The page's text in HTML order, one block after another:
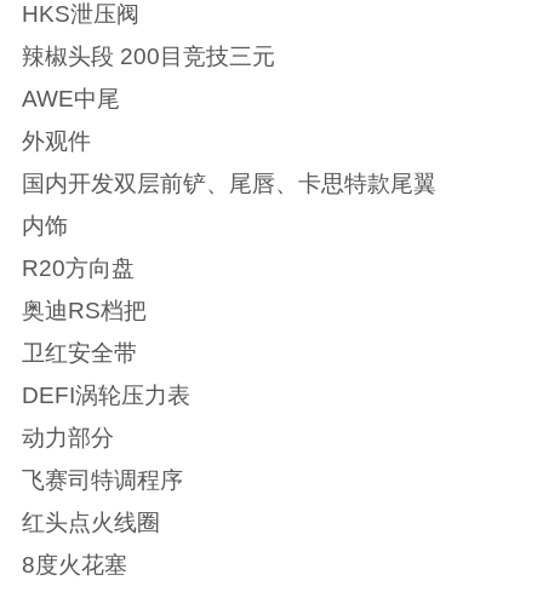
HKS泄压阀
辣椒头段 200目竞技三元
AWE中尾
外观件
国内开发双层前铲、尾唇、卡思特款尾翼
内饰
R20方向盘
奥迪RS档把
卫红安全带
DEFI涡轮压力表
动力部分
飞赛司特调程序
红头点火线圈
8度火花塞